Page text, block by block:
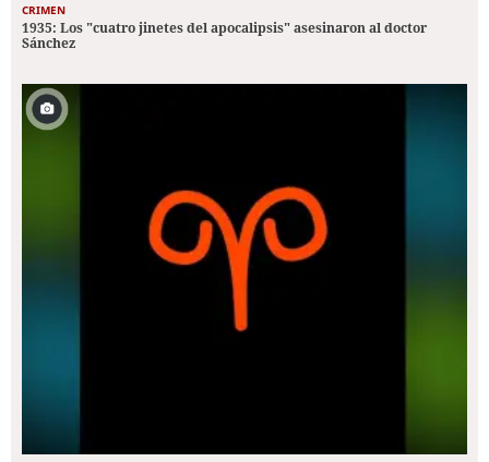
CRIMEN
1935: Los "cuatro jinetes del apocalipsis" asesinaron al doctor
Sánchez